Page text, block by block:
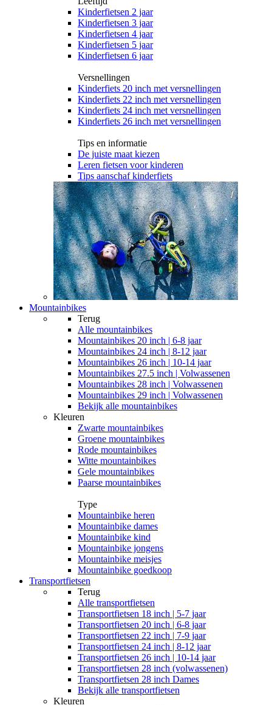
Kinderfietsen 2 jaar
Kinderfietsen 3 jaar
Kinderfietsen 4 jaar
Kinderfietsen 5 jaar
Kinderfietsen 6 jaar
Versnellingen
Kinderfiets 20 inch met versnellingen
Kinderfiets 22 inch met versnellingen
Kinderfiets 24 inch met versnellingen
Kinderfiets 26 inch met versnellingen
Tips en informatie
De juiste maat kiezen
Leren fietsen voor kinderen
Tips aanschaf kinderfiets
Mountainbikes
Terug
Alle mountainbikes
Mountainbikes 20 inch | 6-8 jaar
Mountainbikes 24 inch | 8-12 jaar
Mountainbikes 26 inch | 10-14 jaar
Mountainbikes 27.5 inch | Volwassenen
Mountainbikes 28 inch | Volwassenen
Mountainbikes 29 inch | Volwassenen
Bekijk alle mountainbikes
Kleuren
Zwarte mountainbikes
Groene mountainbikes
Rode mountainbikes
Witte mountainbikes
Gele mountainbikes
Paarse mountainbikes
Type
Mountainbike heren
Mountainbike dames
Mountainbike kind
Mountainbike jongens
Mountainbike meisjes
Mountainbike goedkoop
Transportfietsen
Terug
Alle transportfietsen
Transportfietsen 18 inch | 5-7 jaar
Transportfietsen 20 inch | 6-8 jaar
Transportfietsen 22 inch | 7-9 jaar
Transportfietsen 24 inch | 8-12 jaar
Transportfietsen 26 inch | 10-14 jaar
Transportfietsen 28 inch (volwassenen)
Transportfietsen 28 inch Dames
Bekijk alle transportfietsen
Kleuren